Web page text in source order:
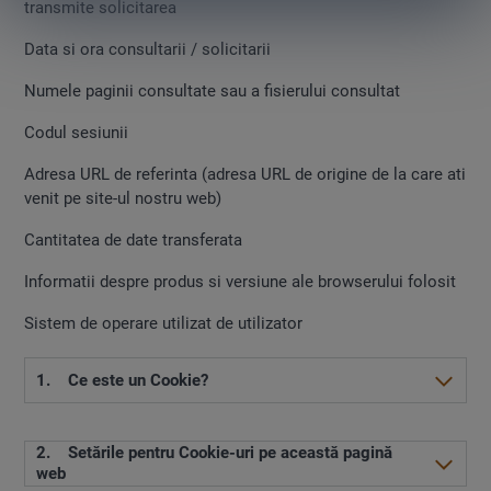
transmite solicitarea
Data si ora consultarii / solicitarii
Numele paginii consultate sau a fisierului consultat
Codul sesiunii
Adresa URL de referinta (adresa URL de origine de la care ati
venit pe site-ul nostru web)
Cantitatea de date transferata
Informatii despre produs si versiune ale browserului folosit
Sistem de operare utilizat de utilizator
1. Ce este un Cookie?
Un Cookie este un mic fisier text care salveaza setarile
pentru internet. Aproape fiecare pagina web foloseste
2. Setările pentru Cookie-uri pe această pagină
web